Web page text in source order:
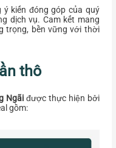
ý kiến đóng góp của quý
dịch vụ. Cam kết mang
trọng, bền vững với thời
thô
Ngãiđược thực hiện bởi
gồm: